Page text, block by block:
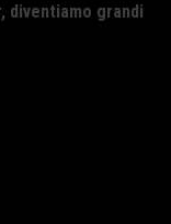
diventiamo grandi